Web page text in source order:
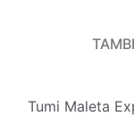
Tumi Maleta